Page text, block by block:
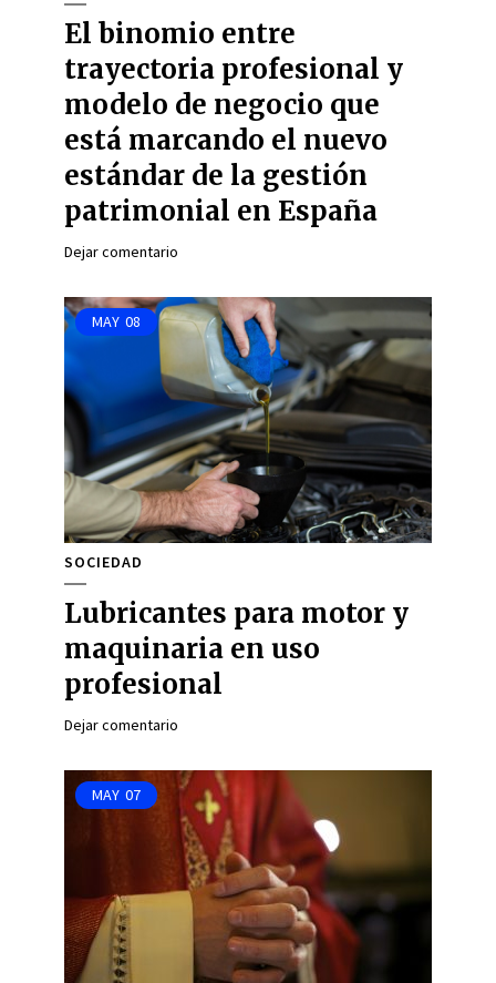
El binomio entre
trayectoria profesional y
modelo de negocio que
está marcando el nuevo
estándar de la gestión
patrimonial en España
Dejar comentario
MAY 08
SOCIEDAD
Lubricantes para motor y
maquinaria en uso
profesional
Dejar comentario
MAY 07